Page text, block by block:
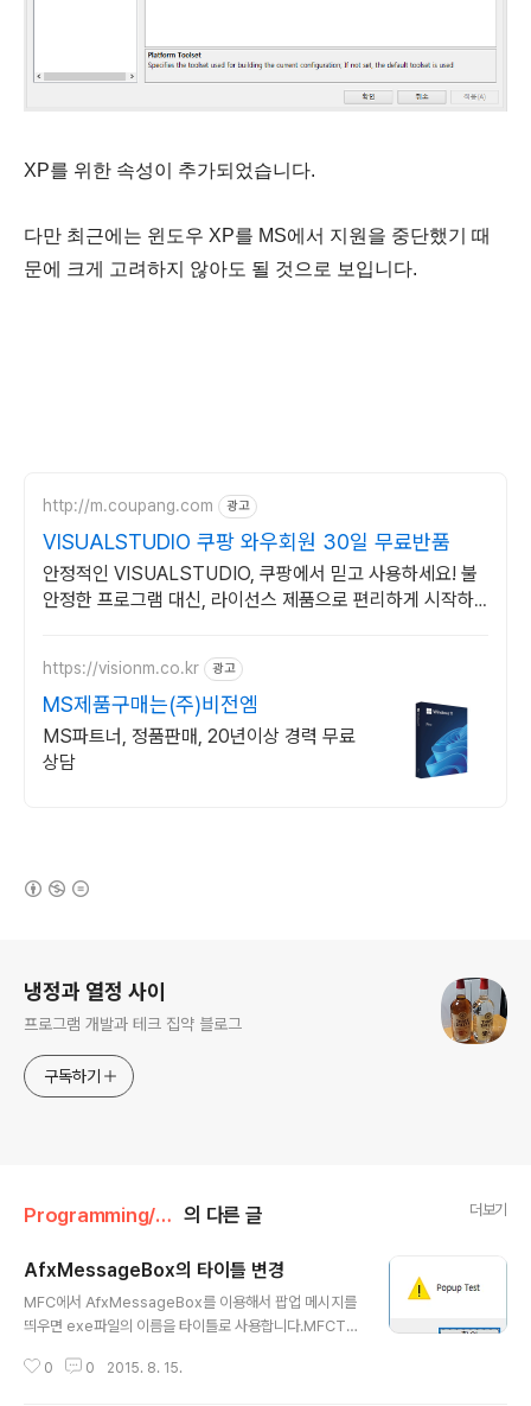
XP를 위한 속성이 추가되었습니다.
다만 최근에는 윈도우 XP를 MS에서 지원을 중단했기 때
문에 크게 고려하지 않아도 될 것으로 보입니다.
http://m.coupang.com 광고
VISUALSTUDIO 쿠팡 와우회원 30일 무료반품
안정적인 VISUALSTUDIO, 쿠팡에서 믿고 사용하세요! 불
안정한 프로그램 대신, 라이선스 제품으로 편리하게 시작하
https://visionm.co.kr 광고
MS제품구매는(주)비전엠
MS파트너, 정품판매, 20년이상 경력 무료
상담
냉정과 열정 사이
프로그램 개발과 테크 집약 블로그
구독하기
Programming/Win32&MFC&COM 의 다른 글 더보기
AfxMessageBox의 타이틀 변경
MFC에서 AfxMessageBox를 이용해서 팝업 메시지를
띄우면 exe파일의 이름을 타이틀로 사용합니다.MFCTe
타이틀이 표시됩니다. AfxMessageBox(_T("Popup T
0 0 2015. 8. 15.